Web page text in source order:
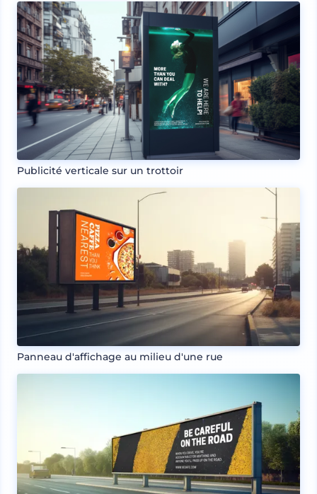
Publicité verticale sur un trottoir
Panneau d'affichage au milieu d'une rue